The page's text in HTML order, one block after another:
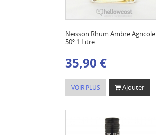
Neisson Rhum Ambre Agricole
50º 1 Litre
35,90 €
VOIR PLUS Ajouter